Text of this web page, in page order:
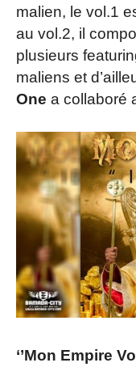
malien, le vol.1
au vol.2, il
plusieurs
maliens et
One a collaboré
‘’Mon Empire